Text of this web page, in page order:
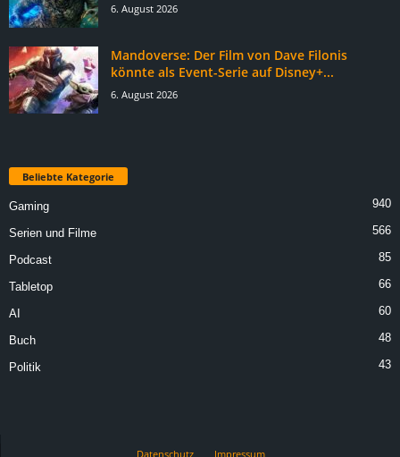
6. August 2026
Mandoverse: Der Film von Dave Filonis
könnte als Event-Serie auf Disney+...
6. August 2026
Beliebte Kategorie
Gaming 940
Serien und Filme 566
Podcast 85
Tabletop 66
AI 60
Buch 48
Politik 43
Datenschutz Impressum